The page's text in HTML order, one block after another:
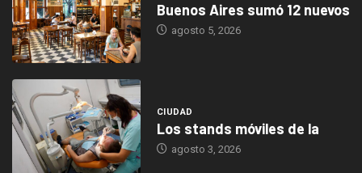
Buenos Aires sumó 12 nuevos
agosto 5, 2026
CIUDAD
Los stands móviles de la
agosto 3, 2026